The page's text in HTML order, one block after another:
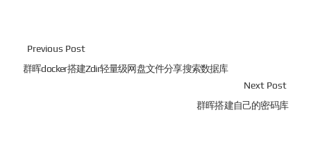
Previous Post
群晖docker搭建Zdir轻量级网盘文件分享搜索数据库
Next Post
群晖搭建自己的密码库